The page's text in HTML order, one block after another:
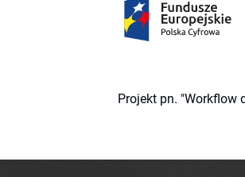
Projekt pn. "Workflow